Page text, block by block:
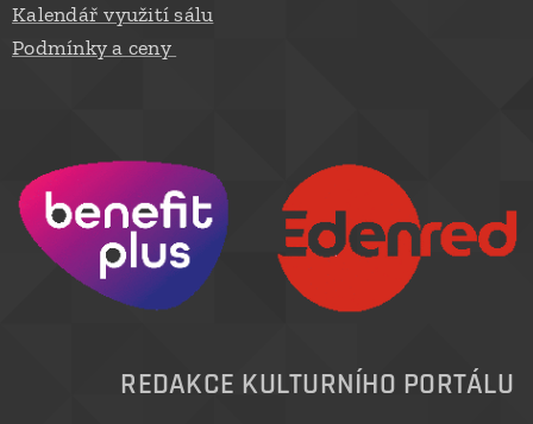
Kalendář využití sálu
Podmínky a ceny
REDAKCE KULTURNÍHO PORTÁLU